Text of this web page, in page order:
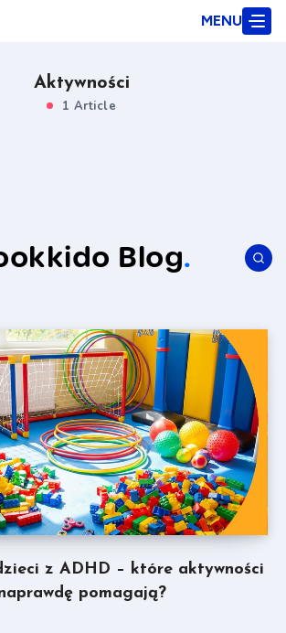
MENU
Aktywności
1 Article
Blog.
z ADHD – które aktywności
pomagają?